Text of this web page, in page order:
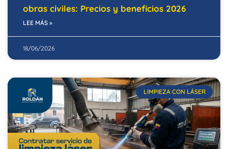
obras civiles: Precios y beneficios 2026
LEE MÁS »
18/06/2026
LIMPIEZA CON LÁSER